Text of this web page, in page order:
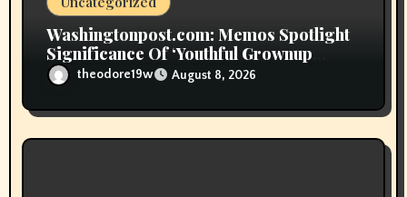
Washingtonpost.com: Memos Spotlight
Significance Of ‘Youthful Grownup
Smokers’
theodore19w August 8, 2026